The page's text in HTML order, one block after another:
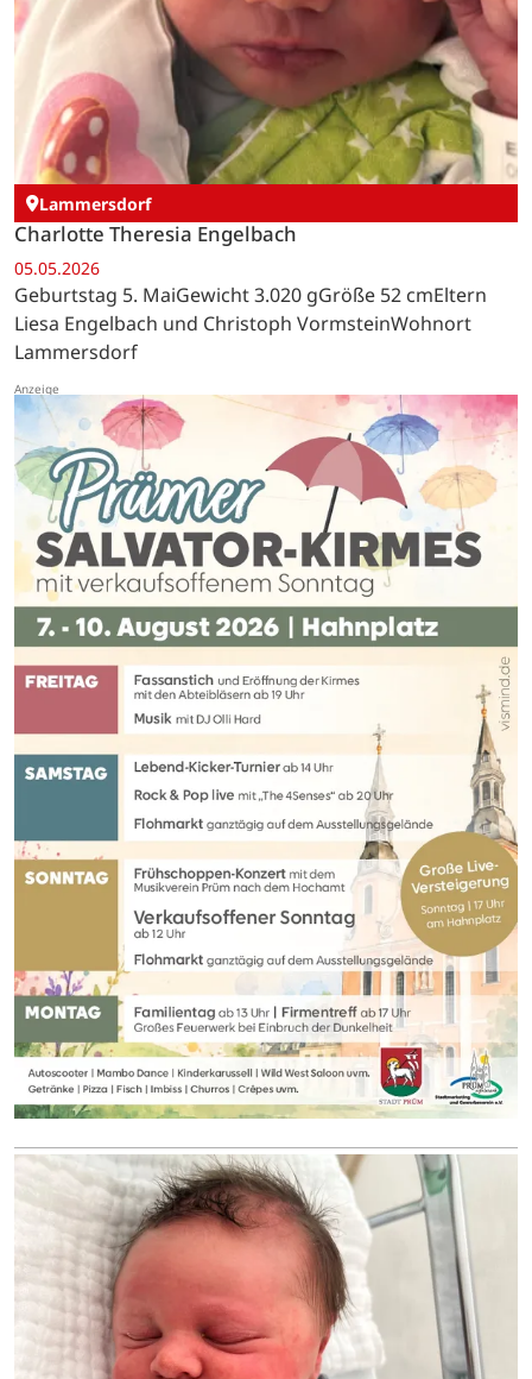
Lammersdorf
Charlotte Theresia Engelbach
05.05.2026
Geburtstag 5. MaiGewicht 3.020 gGröße 52 cmEltern
Liesa Engelbach und Christoph VormsteinWohnort
Lammersdorf